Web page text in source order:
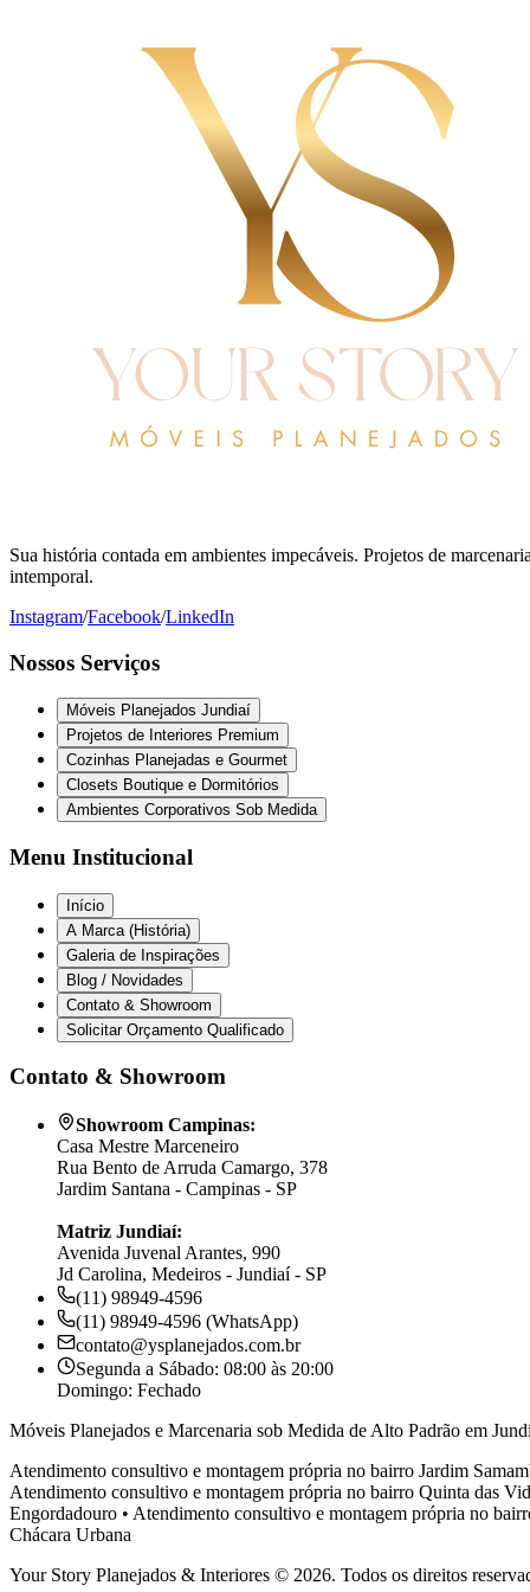
Sua história contada em ambientes impecáveis. Projetos de
intemporal.
Instagram/Facebook/LinkedIn
Nossos Serviços
Móveis Planejados Jundiaí
Projetos de Interiores Premium
Cozinhas Planejadas e Gourmet
Closets Boutique e Dormitórios
Ambientes Corporativos Sob Medida
Menu Institucional
Início
A Marca (História)
Galeria de Inspirações
Blog / Novidades
Contato & Showroom
Solicitar Orçamento Qualificado
Contato & Showroom
Showroom Campinas:
Casa Mestre Marceneiro
Rua Bento de Arruda Camargo, 378
Jardim Santana - Campinas - SP
Matriz Jundiaí:
Avenida Juvenal Arantes, 990
Jd Carolina, Medeiros - Jundiaí - SP
(11) 98949-4596
(11) 98949-4596 (WhatsApp)
contato@ysplanejados.com.br
Segunda a Sábado: 08:00 às 20:00
Domingo: Fechado
Móveis Planejados e Marcenaria sob Medida de Alto Padrão em
Atendimento consultivo e montagem própria no bairro Jardim
Atendimento consultivo e montagem própria no bairro Quinta das
Engordadouro • Atendimento consultivo e montagem própria no
Chácara Urbana
Your Story Planejados & Interiores © 2026. Todos os direitos